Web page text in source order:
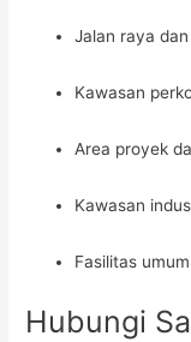
Jalan raya
Kawasan
Area proyek
Kawasan
Fasilitas umum
Hubungi